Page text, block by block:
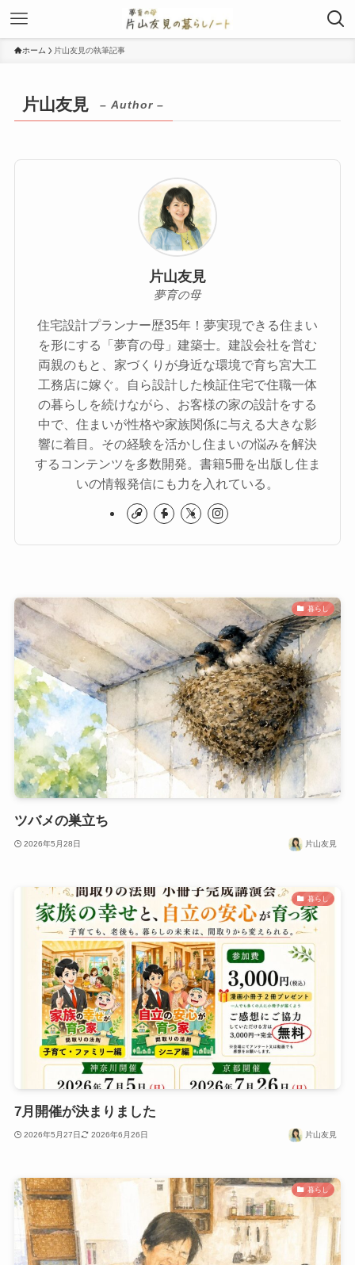
ホーム 片山友見の執筆記事
片山友見 – Author –
片山友見
夢育の母
住宅設計プランナー歴35年！夢実現できる住まい
を形にする「夢育の母」建築士。建設会社を営む
両親のもと、家づくりが身近な環境で育ち宮大工
工務店に嫁ぐ。自ら設計した検証住宅で住職一体
の暮らしを続けながら、お客様の家の設計をする
中で、住まいが性格や家族関係に与える大きな影
響に着目。その経験を活かし住まいの悩みを解決
するコンテンツを多数開発。書籍5冊を出版し住ま
いの情報発信にも力を入れている。
暮らし
ツバメの巣立ち
2026年5月28日 片山友見
暮らし
7月開催が決まりました
2026年5月27日 2026年6月26日 片山友見
暮らし